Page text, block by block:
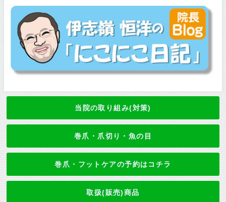
当院の取り組み(対策)
巻爪・爪切り・魚の目
巻爪・フットケアの予約はコチラ
取扱(販売)商品